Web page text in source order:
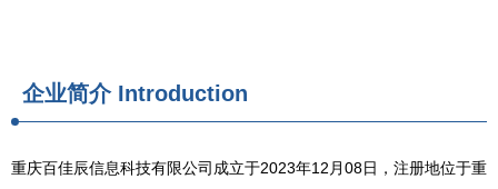
企业简介 Introduction
重庆百佳辰信息科技有限公司成立于2023年12月08日，注册地位于重